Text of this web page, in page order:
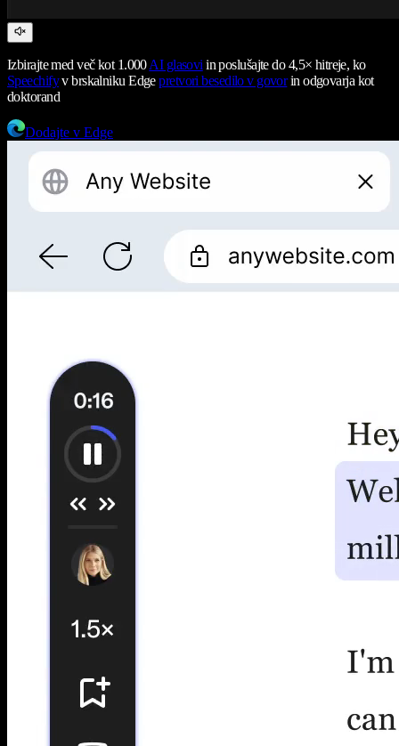
Izbirajte med več kot 1.000AI glasovi in poslušajte do 4,5× hitreje, ko
Speechifyv brskalniku Edgepretvori besedilo v govorin odgovarja kot
doktorand
Dodajte v Edge